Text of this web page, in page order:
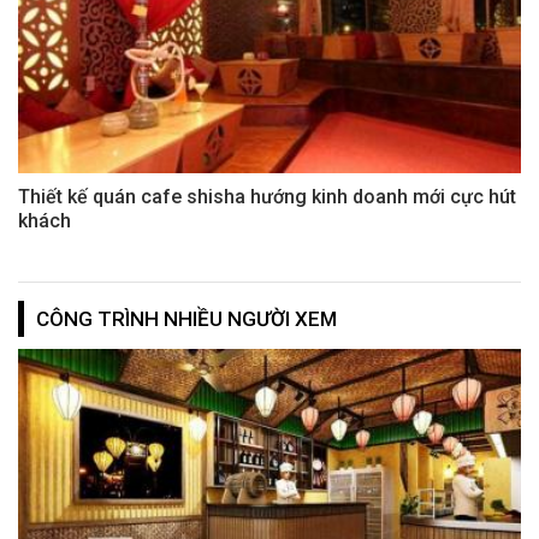
Thiết kế quán cafe shisha hướng kinh doanh mới cực hút
khách
CÔNG TRÌNH NHIỀU NGƯỜI XEM